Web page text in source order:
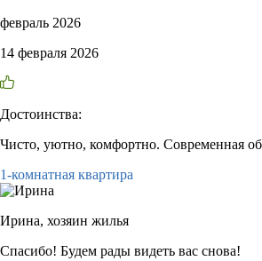
февраль 2026
14 февраля 2026
Достоинства:
Чисто, уютно, комфортно. Современная
1-комнатная квартира
Ирина, хозяин жилья
Спасибо! Будем рады видеть вас снова!